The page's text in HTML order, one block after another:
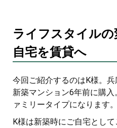
ライフスタイル
自宅を賃貸へ
今回ご紹介するのはK様。
新築マンション6年前に購
ァミリータイプになります。
K様は新築時にご自宅とし